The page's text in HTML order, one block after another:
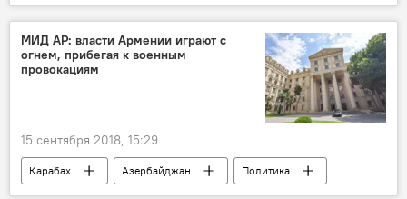
100-летие освобождения Баку
МИД АР: власти Армении играют с
огнем, прибегая к военным
провокациям
15 сентября 2018, 15:29
Карабах Азербайджан
Политика